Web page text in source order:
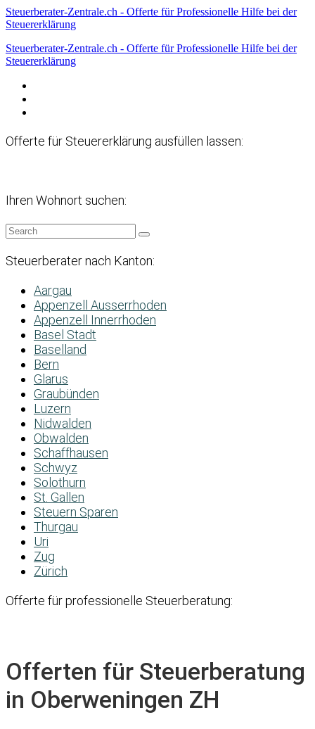
Steuerberater-Zentrale.ch - Offerte für Professionelle Hilfe bei der
Steuererklärung
Steuerberater-Zentrale.ch - Offerte für Professionelle Hilfe bei der
Steuererklärung
Offerte für Steuererklärung ausfüllen lassen:
Ihren Wohnort suchen:
Steuerberater nach Kanton:
Aargau
Appenzell Ausserrhoden
Appenzell Innerrhoden
Basel Stadt
Baselland
Bern
Glarus
Graubünden
Luzern
Nidwalden
Obwalden
Schaffhausen
Schwyz
Solothurn
St. Gallen
Steuern Sparen
Thurgau
Uri
Zug
Zürich
Offerte für professionelle Steuerberatung:
Offerten für Steuerberatung
in Oberweningen ZH